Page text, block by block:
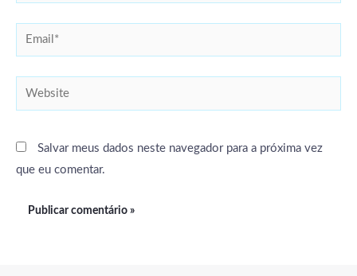
Email*
Website
Salvar meus dados neste navegador para a próxima vez
que eu comentar.